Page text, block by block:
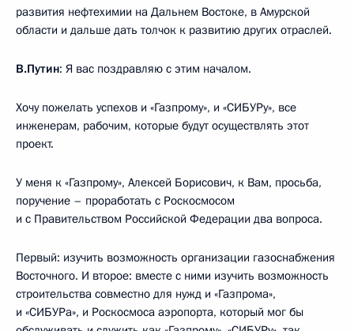
развития нефтехимии на Дальнем Востоке, в Амурской
области и дальше дать толчок к развитию других отраслей.
В.Путин: Я вас поздравляю с этим началом.
Хочу пожелать успехов и «Газпрому», и «СИБУРу», все
инженерам, рабочим, которые будут осуществлять этот
проект.
У меня к «Газпрому», Алексей Борисович, к Вам, просьба,
поручение – проработать с Роскосмосом
и с Правительством Российской Федерации два вопроса.
Первый: изучить возможность организации газоснабжения
Восточного. И второе: вместе с ними изучить возможность
строительства совместно для нужд и «Газпрома»,
и «СИБУРа», и Роскосмоса аэропорта, который мог бы